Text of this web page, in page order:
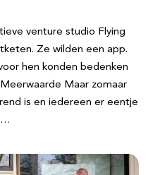
venture studio Flying
Ze wilden een app.
hen konden bedenken
Maar zomaar
is en iedereen er eentje